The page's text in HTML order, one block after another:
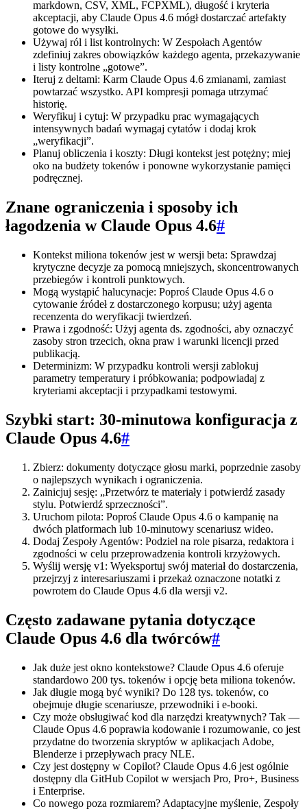
markdown, CSV, XML, FCPXML), długość i kryteria
akceptacji, aby Claude Opus 4.6 mógł dostarczać artefakty
gotowe do wysyłki.
Używaj ról i list kontrolnych: W Zespołach Agentów
zdefiniuj zakres obowiązków każdego agenta, przekazywanie
i listy kontrolne „gotowe”.
Iteruj z deltami: Karm Claude Opus 4.6 zmianami, zamiast
powtarzać wszystko. API kompresji pomaga utrzymać
historię.
Weryfikuj i cytuj: W przypadku prac wymagających
intensywnych badań wymagaj cytatów i dodaj krok
„weryfikacji”.
Planuj obliczenia i koszty: Długi kontekst jest potężny; miej
oko na budżety tokenów i ponowne wykorzystanie pamięci
podręcznej.
Znane ograniczenia i sposoby ich
łagodzenia w Claude Opus 4.6#
Kontekst miliona tokenów jest w wersji beta: Sprawdzaj
krytyczne decyzje za pomocą mniejszych, skoncentrowanych
przebiegów i kontroli punktowych.
Mogą wystąpić halucynacje: Poproś Claude Opus 4.6 o
cytowanie źródeł z dostarczonego korpusu; użyj agenta
recenzenta do weryfikacji twierdzeń.
Prawa i zgodność: Użyj agenta ds. zgodności, aby oznaczyć
zasoby stron trzecich, okna praw i warunki licencji przed
publikacją.
Determinizm: W przypadku kontroli wersji zablokuj
parametry temperatury i próbkowania; podpowiadaj z
kryteriami akceptacji i przypadkami testowymi.
Szybki start: 30‑minutowa konfiguracja z
Claude Opus 4.6#
Zbierz: dokumenty dotyczące głosu marki, poprzednie zasoby
o najlepszych wynikach i ograniczenia.
Zainicjuj sesję: „Przetwórz te materiały i potwierdź zasady
stylu. Potwierdź sprzeczności”.
Uruchom pilota: Poproś Claude Opus 4.6 o kampanię na
dwóch platformach lub 10‑minutowy scenariusz wideo.
Dodaj Zespoły Agentów: Podziel na role pisarza, redaktora i
zgodności w celu przeprowadzenia kontroli krzyżowych.
Wyślij wersję v1: Wyeksportuj swój materiał do dostarczenia,
przejrzyj z interesariuszami i przekaż oznaczone notatki z
powrotem do Claude Opus 4.6 dla wersji v2.
Często zadawane pytania dotyczące
Claude Opus 4.6 dla twórców#
Jak duże jest okno kontekstowe? Claude Opus 4.6 oferuje
standardowo 200 tys. tokenów i opcję beta miliona tokenów.
Jak długie mogą być wyniki? Do 128 tys. tokenów, co
obejmuje długie scenariusze, przewodniki i e‑booki.
Czy może obsługiwać kod dla narzędzi kreatywnych? Tak —
Claude Opus 4.6 poprawia kodowanie i rozumowanie, co jest
przydatne do tworzenia skryptów w aplikacjach Adobe,
Blenderze i przepływach pracy NLE.
Czy jest dostępny w Copilot? Claude Opus 4.6 jest ogólnie
dostępny dla GitHub Copilot w wersjach Pro, Pro+, Business
i Enterprise.
Co nowego poza rozmiarem? Adaptacyjne myślenie, Zespoły